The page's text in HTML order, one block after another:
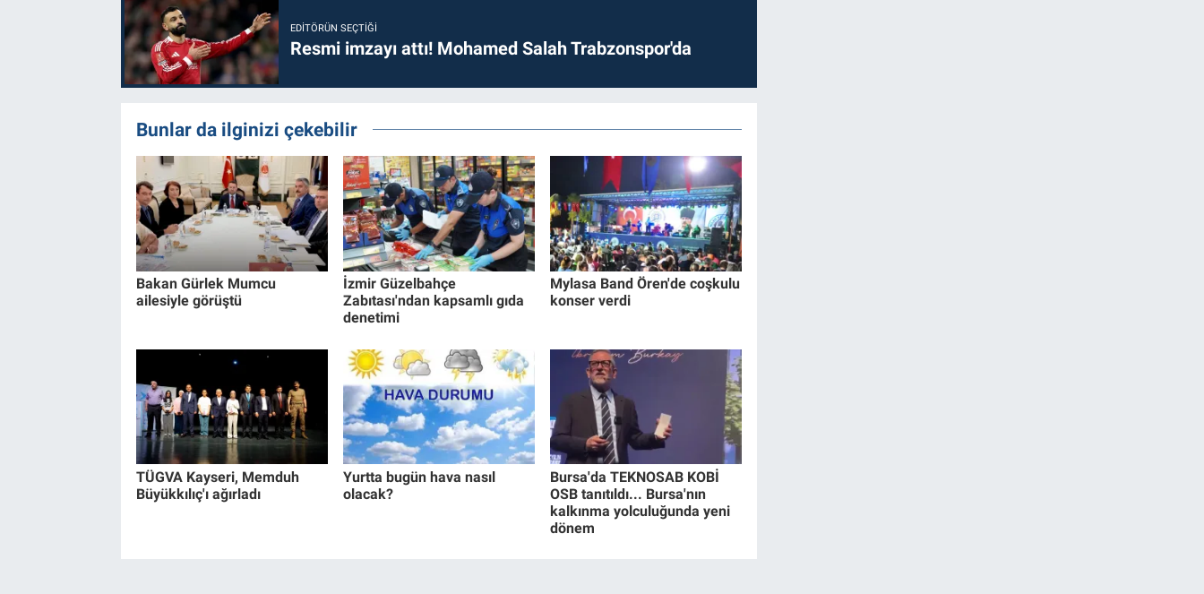
EDITÖRÜN SEÇTIĞI
Resmi imzayı attı! Mohamed Salah Trabzonspor'da
Bunlar da ilginizi çekebilir
Bakan Gürlek Mumcu
ailesiyle görüştü
İzmir Güzelbahçe
Zabıtası'ndan kapsamlı gıda
denetimi
Mylasa Band Ören'de coşkulu
konser verdi
TÜGVA Kayseri, Memduh
Büyükkılıç'ı ağırladı
Yurtta bugün hava nasıl
olacak?
Bursa'da TEKNOSAB KOBİ
OSB tanıtıldı... Bursa'nın
kalkınma yolculuğunda yeni
dönem